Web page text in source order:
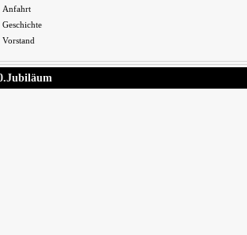
Anfahrt
Geschichte
Vorstand